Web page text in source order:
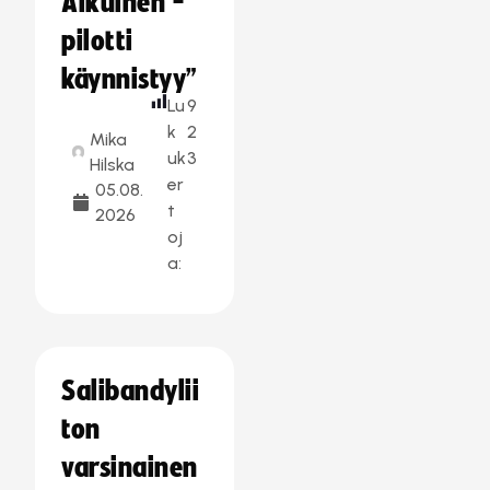
pilotti
käynnistyy”
Mika
Hilska
05.08.
2026
Lu
k
uk
er
t
oj
a:
9
2
3
Salibandylii
ton
varsinainen